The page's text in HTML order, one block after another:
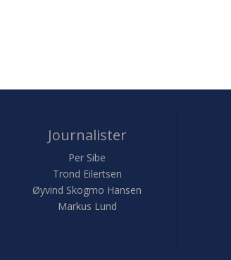
Journalister
Per Sibe
Trond Eilertsen
Øyvind Skogmo Hansen
Markus Lund